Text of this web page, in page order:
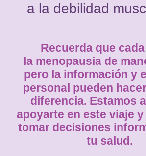
a la debilidad
Recuerda que
la menopausia de
pero la información y
personal pueden
diferencia. Estamos
apoyarte en este viaje
tomar decisiones
tu salud.